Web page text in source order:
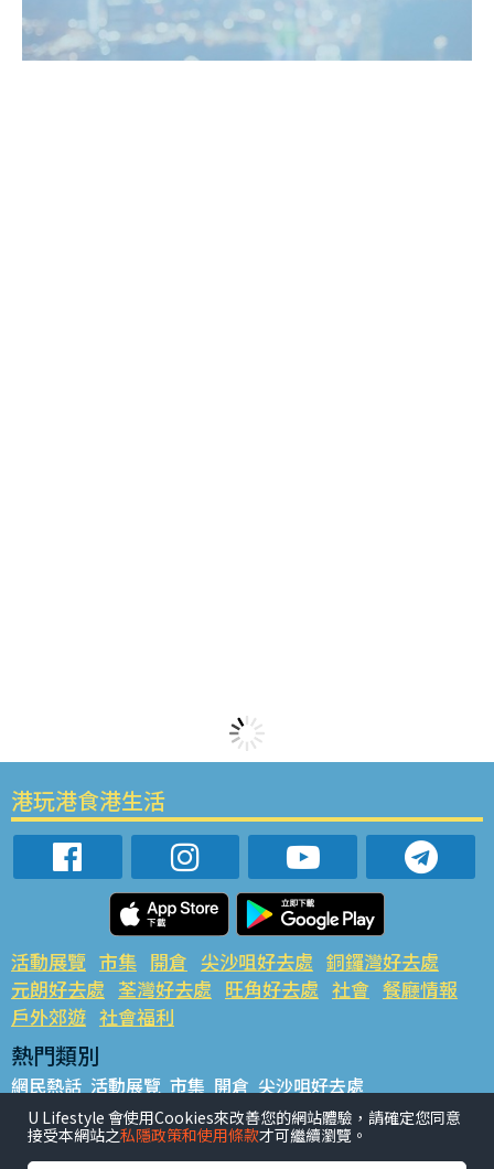
港玩港食港生活
活動展覽 市集 開倉 尖沙咀好去處 銅鑼灣好去處
元朗好去處 荃灣好去處 旺角好去處 社會 餐廳情報
戶外郊遊 社會福利
熱門類別
網民熱話 活動展覽 市集 開倉 尖沙咀好去處
銅鑼灣好去處 元朗好去處 荃灣好去處 旺角好去處 社會
餐廳情報 戶外郊遊
U Lifestyle 會使用Cookies來改善您的網站體驗，請確定您同意
接受本網站之私隱政策和使用條款才可繼續瀏覽。